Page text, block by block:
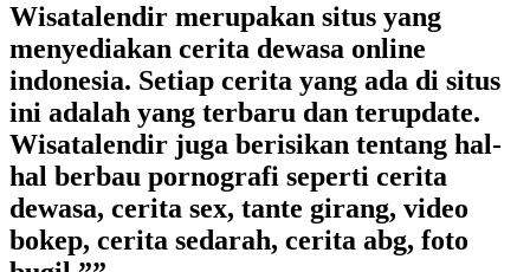
Wisatalendir merupakan situs yang
menyediakan cerita dewasa online
indonesia. Setiap cerita yang ada di situs
ini adalah yang terbaru dan terupdate.
Wisatalendir juga berisikan tentang hal-
hal berbau pornografi seperti cerita
dewasa, cerita sex, tante girang, video
bokep, cerita sedarah, cerita abg, foto